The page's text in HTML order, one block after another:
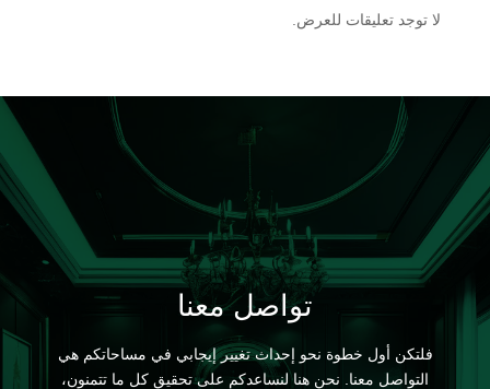
لا توجد تعليقات للعرض.
تواصل معنا
فلتكن أول خطوة نحو إحداث تغيير إيجابي في مساحاتكم هي
التواصل معنا. نحن هنا لنساعدكم على تحقيق كل ما تتمنون،